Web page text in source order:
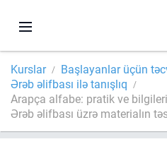
Kurslar
Başlayanlar üçün
Ərəb əlifbası ilə tanışlıq
Arapça alfabe: pratik ve
Ərəb əlifbası üzrə materialın